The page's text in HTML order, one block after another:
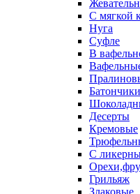
С мягкой
Нуга
Суфле
В
Батончики
Десерты
Кремовые
С
Грильяж
Злаковые